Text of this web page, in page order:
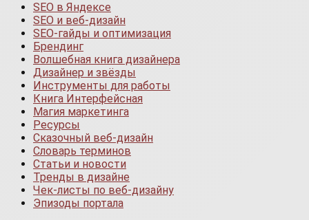
SEO в Яндексе
SEO и веб-дизайн
SEO-гайды и оптимизация
Брендинг
Волшебная книга дизайнера
Дизайнер и звёзды
Инструменты для работы
Книга Интерфейсная
Магия маркетинга
Ресурсы
Сказочный веб-дизайн
Словарь терминов
Статьи и новости
Тренды в дизайне
Чек-листы по веб-дизайну
Эпизоды портала